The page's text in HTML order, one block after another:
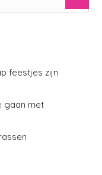
feestjes zijn
gaan met